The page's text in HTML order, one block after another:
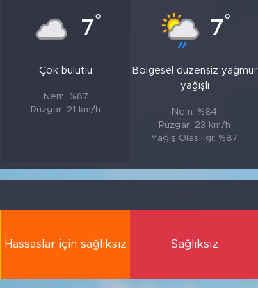
7°
Çok bulutlu
Nem: %87
Rüzgar: 21 km/h
7°
Bölgesel düzensiz yağmur
yağışlı
Nem: %84
Rüzgar: 23 km/h
Yağış Olasılığı: %87
Hassaslar için sağlıksız Sağlıksız